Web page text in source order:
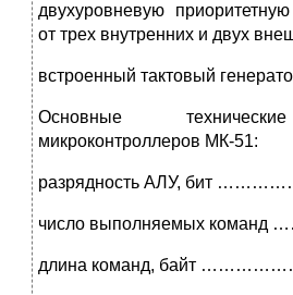
двухуровневую
от трех внутренних и двух
встроенный тактовый
Основные
микроконтроллеров МК‑51:
разрядность АЛУ, бит
число выполняемых
длина команд, байт